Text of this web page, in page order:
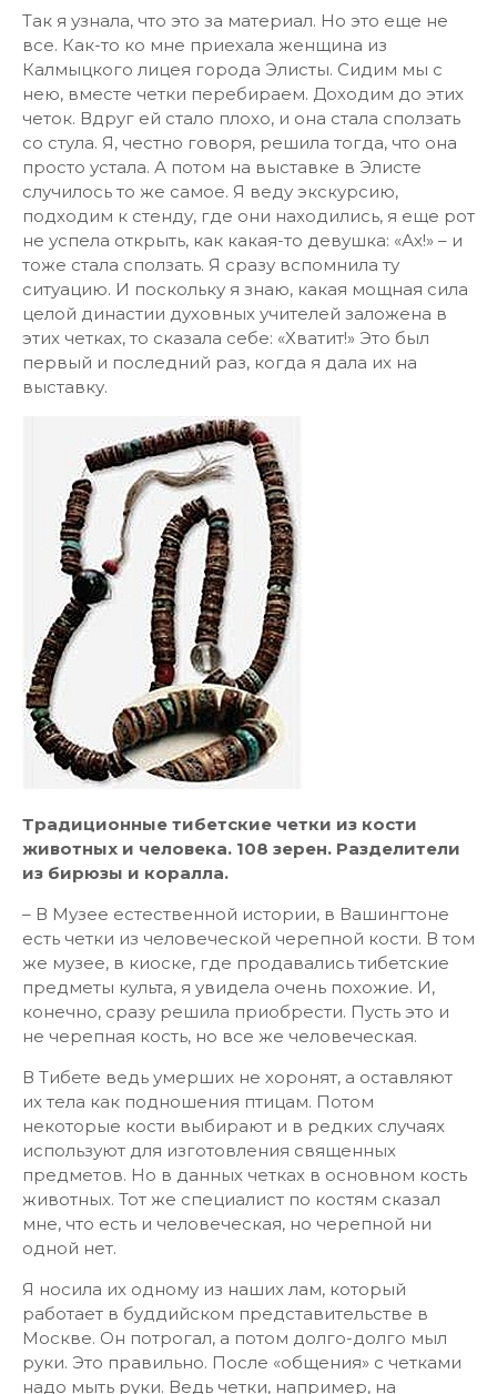
Так я узнала, что это за материал. Но это еще не
все. Как-то ко мне приехала женщина из
Калмыцкого лицея города Элисты. Сидим мы с
нею, вместе четки перебираем. Доходим до этих
четок. Вдруг ей стало плохо, и она стала сползать
со стула. Я, честно говоря, решила тогда, что она
просто устала. А потом на выставке в Элисте
случилось то же самое. Я веду экскурсию,
подходим к стенду, где они находились, я еще рот
не успела открыть, как какая-то девушка: «Ах!» – и
тоже стала сползать. Я сразу вспомнила ту
ситуацию. И поскольку я знаю, какая мощная сила
целой династии духовных учителей заложена в
этих четках, то сказала себе: «Хватит!» Это был
первый и последний раз, когда я дала их на
выставку.
Традиционные тибетские четки из кости
животных и человека. 108 зерен. Разделители
из бирюзы и коралла.
– В Музее естественной истории, в Вашингтоне
есть четки из человеческой черепной кости. В том
же музее, в киоске, где продавались тибетские
предметы культа, я увидела очень похожие. И,
конечно, сразу решила приобрести. Пусть это и
не черепная кость, но все же человеческая.
В Тибете ведь умерших не хоронят, а оставляют
их тела как подношения птицам. Потом
некоторые кости выбирают и в редких случаях
используют для изготовления священных
предметов. Но в данных четках в основном кость
животных. Тот же специалист по костям сказал
мне, что есть и человеческая, но черепной ни
одной нет.
Я носила их одному из наших лам, который
работает в буддийском представительстве в
Москве. Он потрогал, а потом долго-долго мыл
руки. Это правильно. После «общения» с четками
надо мыть руки. Ведь четки, например, на